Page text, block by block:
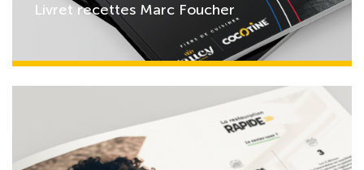
Livret recettes Marc Foucher